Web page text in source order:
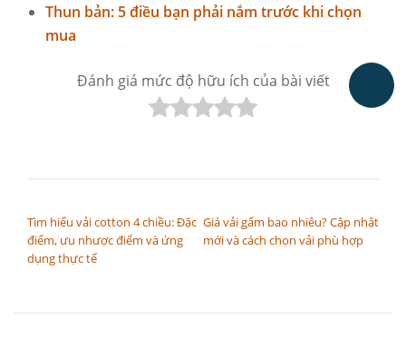
Thun bản: 5 điều bạn phải nắm trước khi chọn
mua
Đánh giá mức độ hữu ích của bài viết
Tìm hiểu vải cotton 4 chiều: Đặc
điểm, ưu nhược điểm và ứng
dụng thực tế
Giá vải gấm bao nhiêu? Cập nhật
mới và cách chọn vải phù hợp